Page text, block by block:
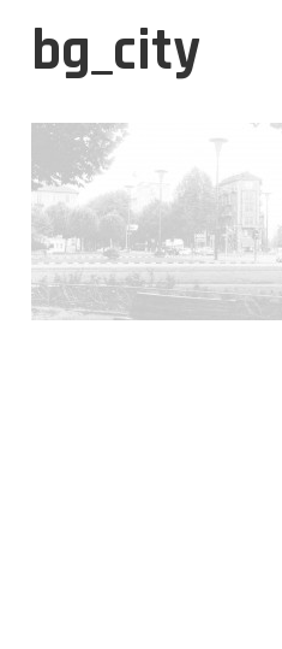
bg_city